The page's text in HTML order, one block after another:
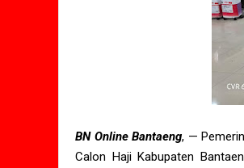
BN Online Bantaeng, —
Calon Haji Kabupaten